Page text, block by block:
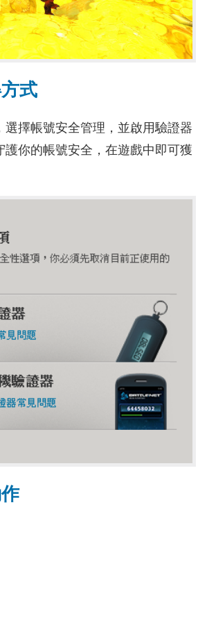
式
選擇帳號安全管理，並啟用驗證器
護你的帳號安全，在遊戲中即可獲